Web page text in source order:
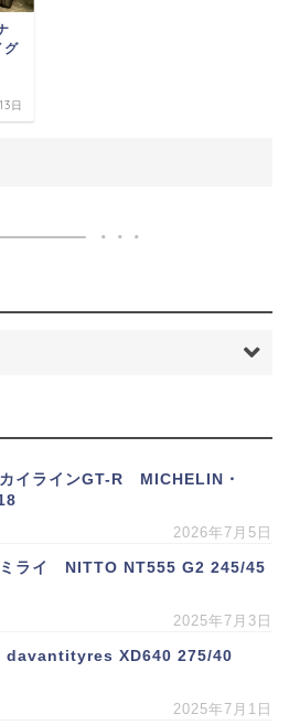
グ
日
カイラインGT-R MICHELIN・
2026年7月5日
ミライ NITTO NT555 G2 245/45
2025年7月3日
davantityres XD640 275/40
2025年7月1日